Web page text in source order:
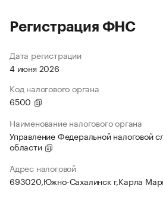
Регистрация ФНС
Дата регистрации
4 июня 2026
Код налогового органа
6500
Наименование налогового органа
Управление Федеральной налоговой
области
Адрес налоговой
693020,Южно-Сахалинск г,Карла